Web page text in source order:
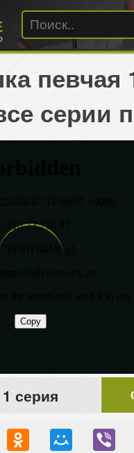
певчая
серии
1 серия